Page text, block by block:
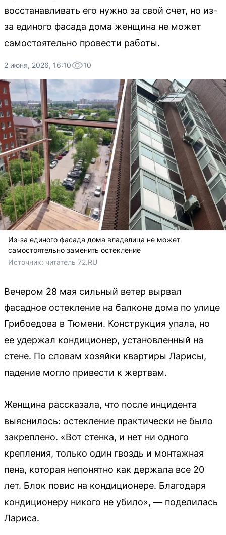
восстанавливать его нужно за свой счет, но из-
за единого фасада дома женщина не может
самостоятельно провести работы.
2 июня, 2026, 16:10 10
Из-за единого фасада дома владелица не может
самостоятельно заменить остекление
Источник: читатель 72.RU
Вечером 28 мая сильный ветер вырвал
фасадное остекление на балконе дома по улице
Грибоедова в Тюмени. Конструкция упала, но
ее удержал кондиционер, установленный на
стене. По словам хозяйки квартиры Ларисы,
падение могло привести к жертвам.
Женщина рассказала, что после инцидента
выяснилось: остекление практически не было
закреплено. «Вот стенка, и нет ни одного
крепления, только один гвоздь и монтажная
пена, которая непонятно как держала все 20
лет. Блок повис на кондиционере. Благодаря
кондиционеру никого не убило», — поделилась
Лариса.